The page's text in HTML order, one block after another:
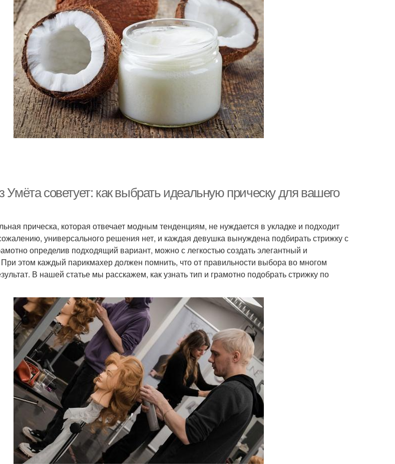
Умёта советует: как выбрать идеальную прическу для вашего
прическа, которая отвечает модным тенденциям, не нуждается в укладке и подходит
универсального решения нет, и каждая девушка вынуждена подбирать стрижку с
определив подходящий вариант, можно с легкостью создать элегантный и
этом каждый парикмахер должен помнить, что от правильности выбора во многом
В нашей статье мы расскажем, как узнать тип и грамотно подобрать стрижку по